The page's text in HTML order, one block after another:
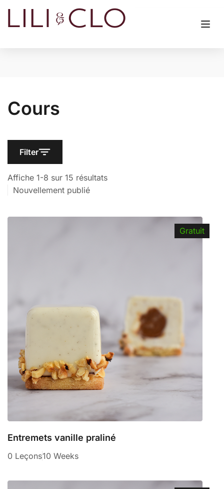
Cours
Filter
Affiche 1-8 sur 15 résultats
Gratuit
Entremets vanille praliné
0 Leçons10 Weeks